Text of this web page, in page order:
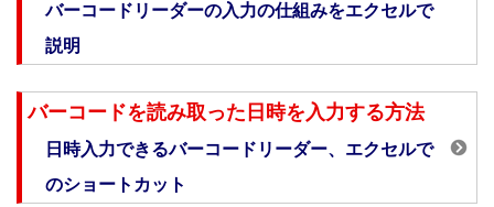
バーコードリーダーの入力の仕組みをエクセルで
説明
バーコードを読み取った日時を入力する方法
日時入力できるバーコードリーダー、エクセルで
のショートカット